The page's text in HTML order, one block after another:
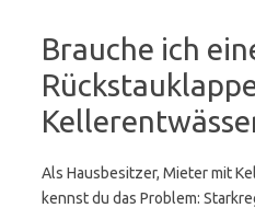
Brauche ich
Als Hausbesitzer, Mieter mit
kennst du das Problem: